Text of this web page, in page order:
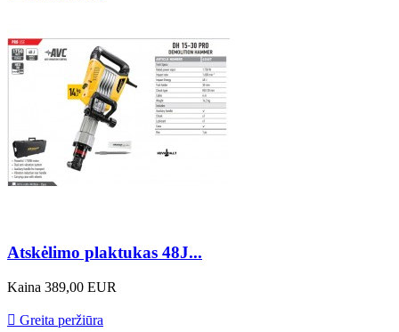
Atskėlimo plaktukas 48J...
Kaina 389,00 EUR
 Greita peržiūra